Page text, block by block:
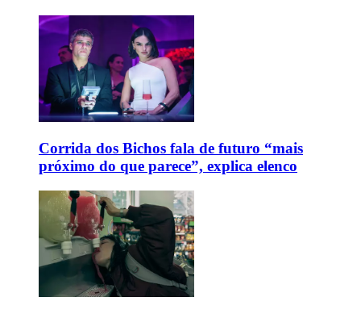
Corrida dos Bichos fala de futuro “mais
próximo do que parece”, explica elenco